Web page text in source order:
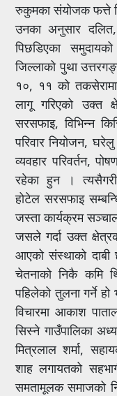
रुकुमका संयोजक फत्ते
उनका अनुसार
पिछडिएका
जिल्लाको पुथा
१०, ११ को
लागू गरिएको उक्त
सरसफाइ, विभिन्न
परिवार नियोजन,
व्यवहार परिवर्तन,
रहेका हुन । त्यसैगरी
होटेल सरसफाइ
जस्ता कार्यक्रम
जसले गर्दा उक्त
आएको संस्थाको दाबी
चेतनाको निकै कमि
पहिलेको तुलना गर्ने
विचारमा आकाश
सिस्ने गाउँपालिका
मित्रलाल शर्मा,
शाह लगायतको
समतामूलक समाजको